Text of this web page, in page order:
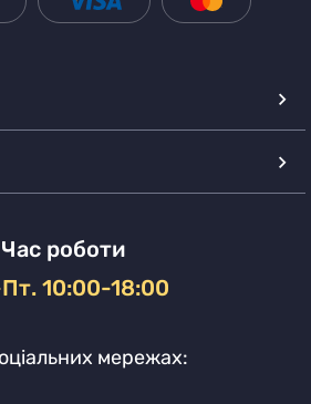
Час роботи
10:00-18:00
мережах: